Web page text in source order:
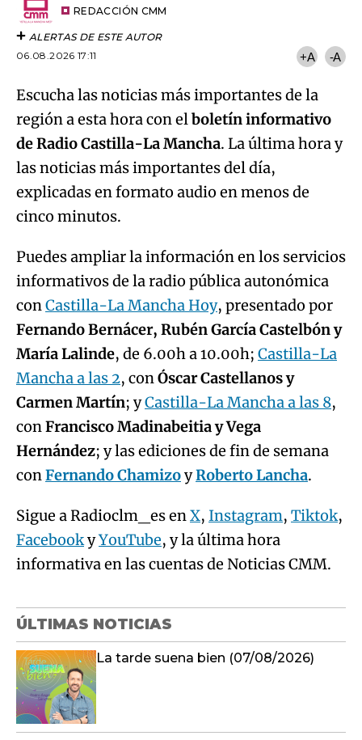
REDACCIÓN CMM
ALERTAS DE ESTE AUTOR
06.08.2026 17:11
+A -A
Escucha las noticias más importantes de la
región a esta hora con elboletín informativo
de Radio Castilla-La Mancha. La última hora y
las noticias más importantes del día,
explicadas en formato audio en menos de
cinco minutos.
Puedes ampliar la información en los servicios
informativos de la radio pública autonómica
conCastilla-La Mancha Hoy, presentado por
Fernando Bernácer, Rubén García Castelbón y
María Lalinde, de 6.00h a 10.00h; Castilla-La
Mancha a las 2, conÓscar Castellanos y
Carmen Martín; yCastilla-La Mancha a las 8,
conFrancisco Madinabeitia y Vega
Hernández; y las ediciones de fin de semana
conFernando ChamizoyRoberto Lancha.
Sigue a Radioclm_es enX, Instagram, Tiktok,
FacebookyYouTube, y la última hora
informativa en las cuentas de Noticias CMM.
ÚLTIMAS NOTICIAS
La tarde suena bien (07/08/2026)